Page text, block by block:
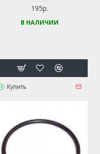
195р.
В НАЛИЧИИ
Купить